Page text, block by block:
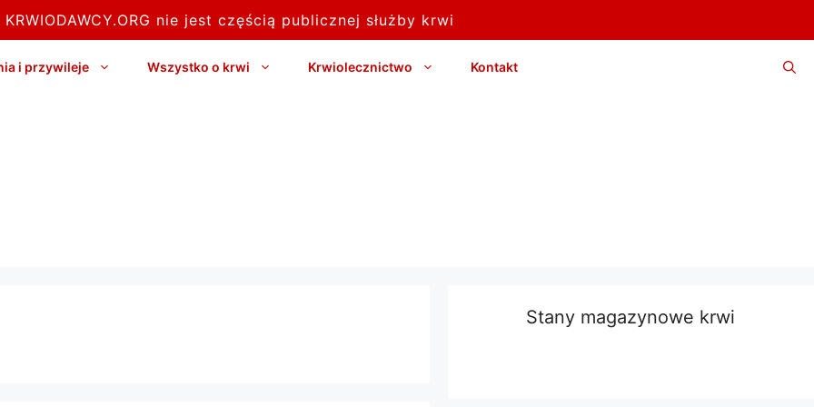
nie jest częścią publicznej służby krwi
i przywileje Wszystko o krwi Krwiolecznictwo Kontakt
Stany magazynowe krwi